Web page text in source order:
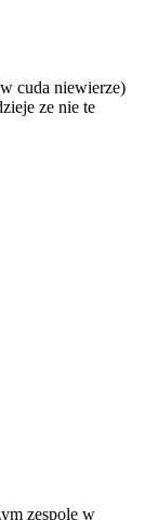
cuda niewierze)
ze nie te
zespole w